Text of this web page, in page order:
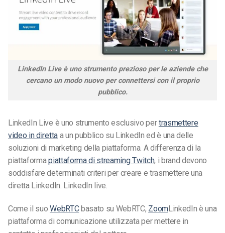
LinkedIn Live è uno strumento prezioso per le aziende che
cercano un modo nuovo per connettersi con il proprio
pubblico.
LinkedIn Live è uno strumento esclusivo pertrasmettere
video in direttaa un pubblico su LinkedIn ed è una delle
soluzioni di marketing della piattaforma. A differenza di la
piattaformapiattaforma di streaming Twitch, i brand devono
soddisfare determinati criteri per creare e trasmettere una
diretta LinkedIn. LinkedIn live.
Come il suoWebRTCbasato su WebRTC, ZoomLinkedIn è una
piattaforma di comunicazione utilizzata per mettere in